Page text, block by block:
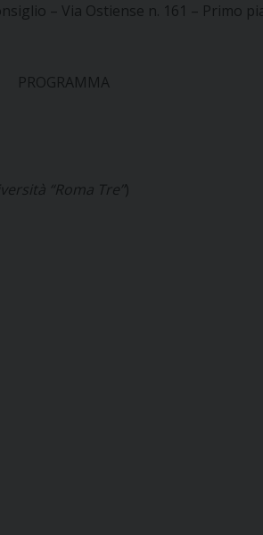
– Via Ostiense n. 161 – Primo
PROGRAMMA
“Roma Tre”)